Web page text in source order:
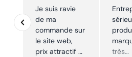
Je suis ravie
de ma
commande sur
le site web,
prix attractif et
très